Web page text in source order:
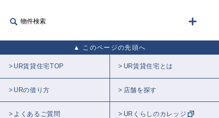
物件検索
このページの先頭へ
UR賃貸住宅TOP UR賃貸住宅とは
URの借り方 店舗を探す
よくあるご質問 URくらしのカレッジ